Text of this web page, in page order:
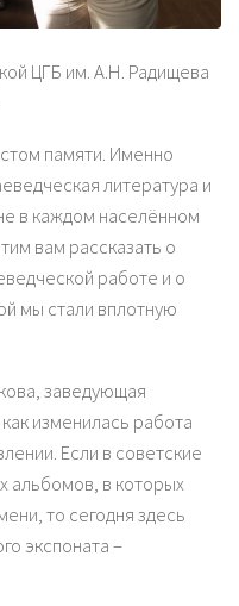
ЦГБ им. А.Н. Радищева
памяти. Именно
литература и
в каждом населённом
вам рассказать о
работе и о
мы стали вплотную
заведующая
изменилась работа
Если в советские
альбомов, в которых
то сегодня здесь
экспоната –